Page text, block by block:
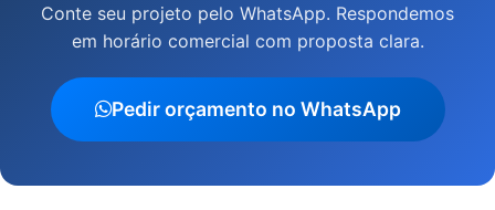
Conte seu projeto pelo WhatsApp. Respondemos
em horário comercial com proposta clara.
Pedir orçamento no WhatsApp